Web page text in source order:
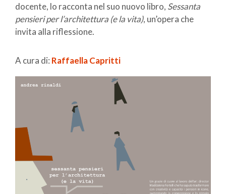
docente, lo racconta nel suo nuovo libro, Sessanta
pensieri per l’architettura (e la vita), un’opera che
invita alla riflessione.
A cura di: Raffaella Capritti